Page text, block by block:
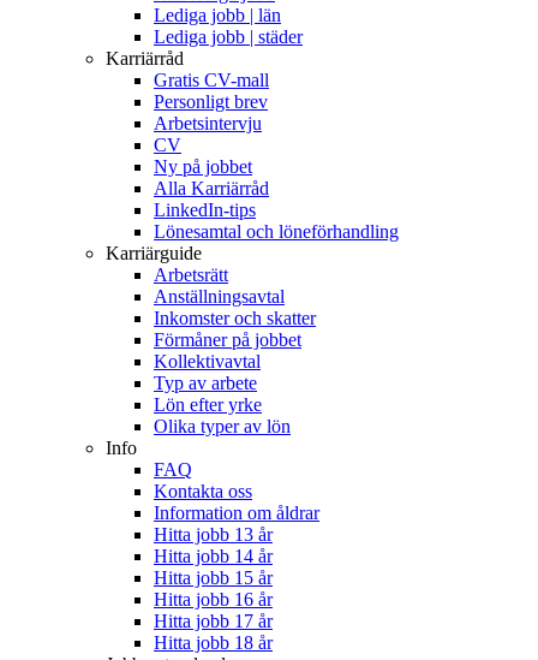
Lediga jobb | län
Lediga jobb | städer
Karriärråd
Gratis CV-mall
Personligt brev
Arbetsintervju
CV
Ny på jobbet
Alla Karriärråd
LinkedIn-tips
Lönesamtal och löneförhandling
Karriärguide
Arbetsrätt
Anställningsavtal
Inkomster och skatter
Förmåner på jobbet
Kollektivavtal
Typ av arbete
Lön efter yrke
Olika typer av lön
Info
FAQ
Kontakta oss
Information om åldrar
Hitta jobb 13 år
Hitta jobb 14 år
Hitta jobb 15 år
Hitta jobb 16 år
Hitta jobb 17 år
Hitta jobb 18 år